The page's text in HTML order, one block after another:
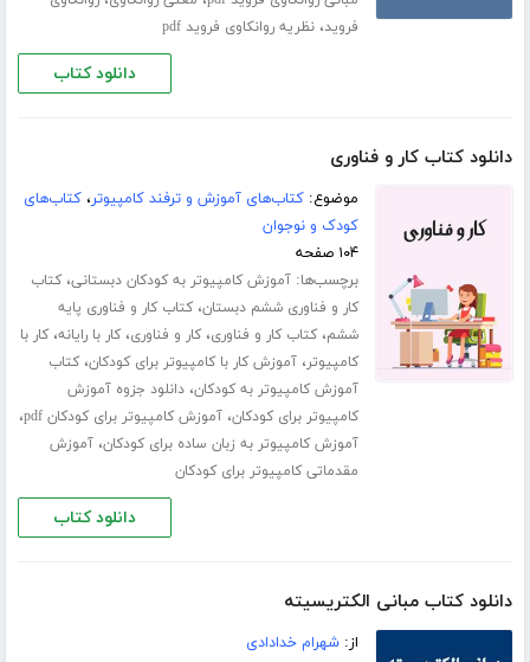
فروید،نظریه روانکاوی فروید pdf
دانلود کتاب
دانلود کتاب کار و فناوری
موضوع:کتاب‌های آموزش و ترفند کامپیوتر،کتاب‌های
کودک و نوجوان
۱۰۴ صفحه
برچسب‌ها:آموزش کامپیوتر به کودکان دبستانی،کتاب
کار و فناوری ششم دبستان،کتاب کار و فناوری پایه
ششم،کتاب کار و فناوری،کار و فناوری،کار با رایانه،کار با
کامپیوتر،آموزش کار با کامپیوتر برای کودکان،کتاب
آموزش کامپیوتر به کودکان،دانلود جزوه آموزش
کامپیوتر برای کودکان،آموزش کامپیوتر برای کودکان pdf ،
آموزش کامپیوتر به زبان ساده برای کودکان،آموزش
مقدماتی کامپیوتر برای کودکان
دانلود کتاب
دانلود کتاب مبانی الکتریسیته
از:شهرام خدادادی